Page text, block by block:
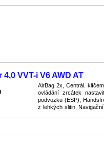
VVT-i V6 AWD AT
AirBag 2x, Centrál.
ovládání zrcátek
podvozku (ESP),
z lehkých slitin,